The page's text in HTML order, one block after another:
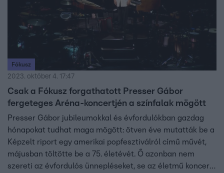
Fókusz
2023. október 4. 17:47
Csak a Fókusz forgathatott Presser Gábor
fergeteges Aréna-koncertjén a színfalak mögött
Presser Gábor jubileumokkal és évfordulókban gazdag
hónapokat tudhat maga mögött: ötven éve mutatták be a
Képzelt riport egy amerikai popfesztiválról című művét,
májusban töltötte be a 75. életévét. Ő azonban nem
szereti az évfordulós ünnepléseket, se az életmű koncert